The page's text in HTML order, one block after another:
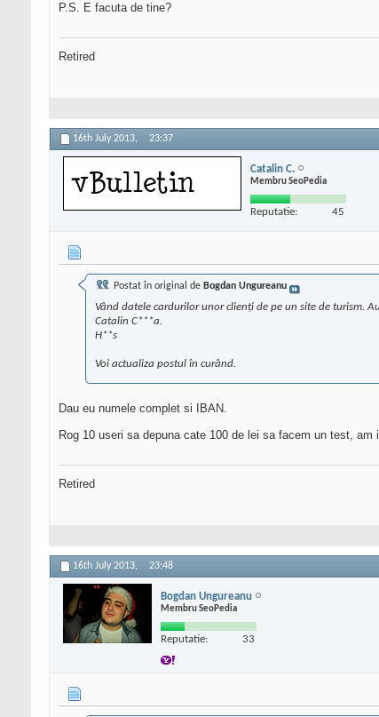
P.S. E facuta de tine?
Retired
16th July 2013, 23:37
Catalin C.
Membru SeoPedia
Reputatie: 45
Postat în original de Bogdan Ungureanu
Vând datele cardurilor unor clienți de pe un site de turism.
Catalin C***a.
H**s
Voi actualiza postul în curând.
Dau eu numele complet si IBAN.
Rog 10 useri sa depuna cate 100 de lei sa facem un test,
Retired
16th July 2013, 23:48
Bogdan Ungureanu
Membru SeoPedia
Reputatie: 33